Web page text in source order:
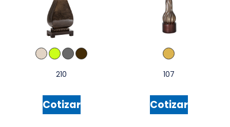
210
Cotizar
107
Cotizar